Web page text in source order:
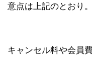
意点は上記のとおり。
キャンセル料や会員